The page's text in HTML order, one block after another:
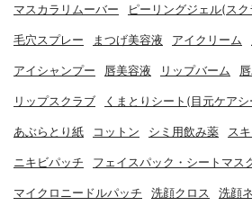
マスカラリムーバー ピーリングジェル(ス
毛穴スプレー まつげ美容液 アイクリーム
アイシャンプー 唇美容液 リップバーム
リップスクラブ くまとりシート(目元ケア
あぶらとり紙 コットン シミ用飲み薬 ス
ニキビパッチ フェイスパック・シートマス
マイクロニードルパッチ 洗顔クロス 洗顔